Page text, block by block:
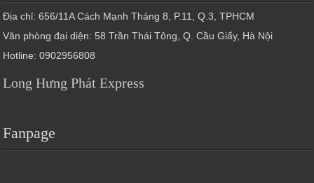
Địa chỉ: 656/11A Cách Mạnh Tháng 8, P.11, Q.3, TPHCM
Văn phòng đại diện: 58 Trần Thái Tông, Q. Cầu Giấy, Hà Nội
Hotline: 0902956808
Long Hưng Phát Express
Fanpage